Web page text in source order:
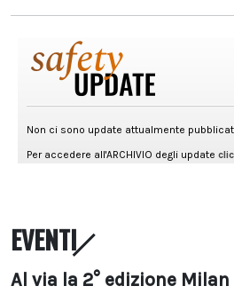
EVENTI
Al via la 2° edizione